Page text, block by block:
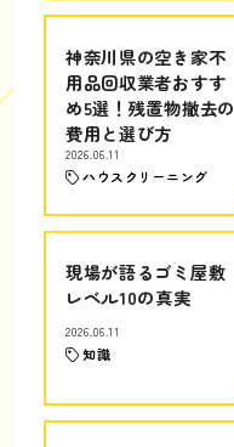
神奈川県の空き家不
用品回収業者おすす
め5選！残置物撤去の
費用と選び方
2026.06.11
ハウスクリーニング
現場が語るゴミ屋敷
レベル10の真実
2026.06.11
知識